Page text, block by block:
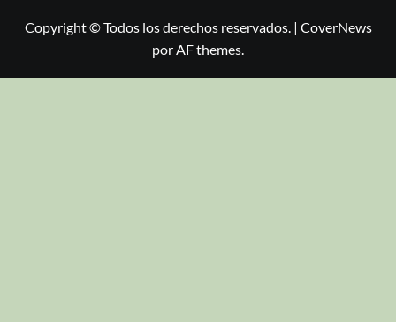
Copyright © Todos los derechos reservados. | CoverNews
por AF themes.